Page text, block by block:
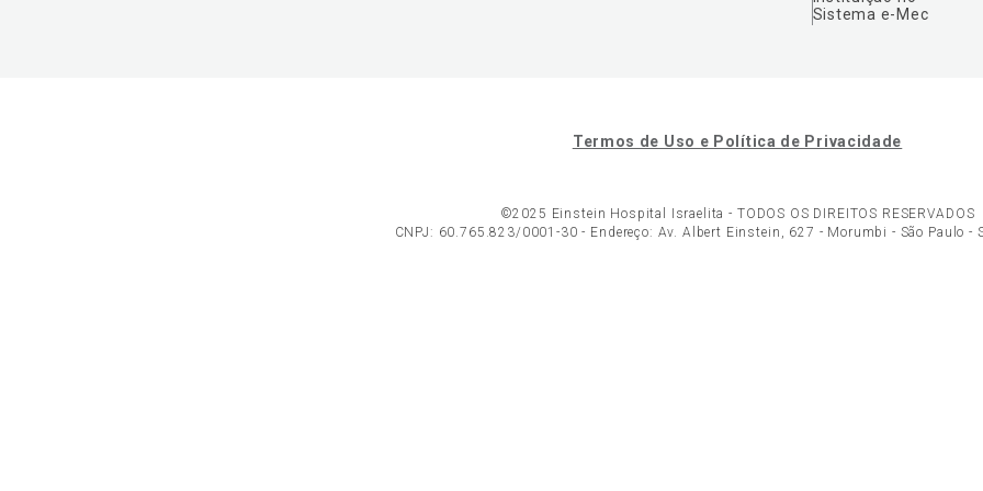
Sistema e-Mec
Termos de Uso e Política de Privacidade
©2025 Einstein Hospital Israelita - TODOS OS DIREITOS RESERVADOS
CNPJ: 60.765.823/0001-30 - Endereço: Av. Albert Einstein, 627 - Morumbi - São Paulo -